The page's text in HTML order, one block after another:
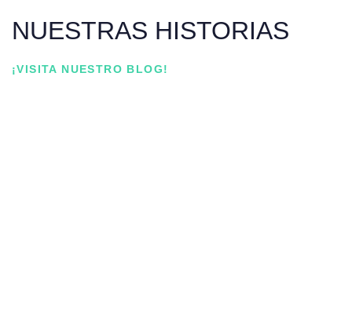
NUESTRAS HISTORIAS
¡VISITA NUESTRO BLOG!